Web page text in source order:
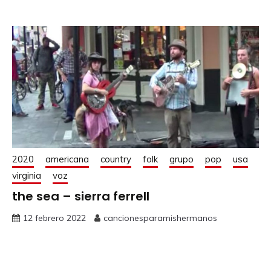
2020 americana country folk grupo pop
usa
virginia
voz
the sea – sierra ferrell
12 febrero 2022 cancionesparamishermanos